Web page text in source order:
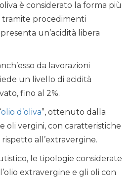
è considerato la forma più
procedimenti
un’acidità libera
da lavorazioni
un livello di acidità
fino al 2%.
olio d’oliva”, ottenuto dalla
oli vergini, con caratteristiche
all’extravergine.
le tipologie considerate
extravergine e gli oli con